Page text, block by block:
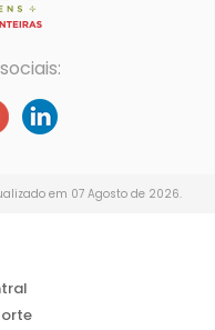
em 07 Agosto de 2026.